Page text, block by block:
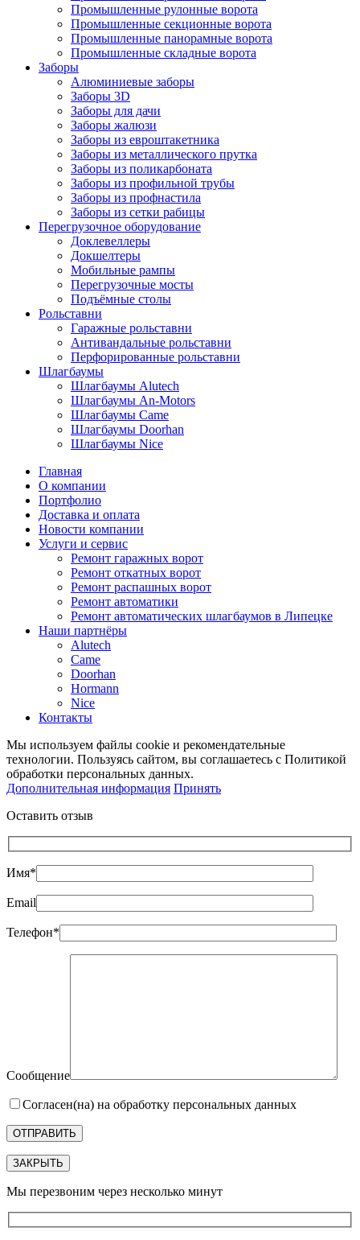
Промышленные рулонные ворота
Промышленные секционные ворота
Промышленные панорамные ворота
Промышленные складные ворота
Заборы
Алюминиевые заборы
Заборы 3D
Заборы для дачи
Заборы жалюзи
Заборы из евроштакетника
Заборы из металлического прутка
Заборы из поликарбоната
Заборы из профильной трубы
Заборы из профнастила
Заборы из сетки рабицы
Перегрузочное оборудование
Доклевеллеры
Докшелтеры
Мобильные рампы
Перегрузочные мосты
Подъёмные столы
Рольставни
Гаражные рольставни
Антивандальные рольставни
Перфорированные рольставни
Шлагбаумы
Шлагбаумы Alutech
Шлагбаумы An-Motors
Шлагбаумы Came
Шлагбаумы Doorhan
Шлагбаумы Nice
Главная
О компании
Портфолио
Доставка и оплата
Новости компании
Услуги и сервис
Ремонт гаражных ворот
Ремонт откатных ворот
Ремонт распашных ворот
Ремонт автоматики
Ремонт автоматических шлагбаумов в Липецке
Наши партнёры
Alutech
Came
Doorhan
Hormann
Nice
Контакты
Мы используем файлы cookie и рекомендательные
технологии. Пользуясь сайтом, вы соглашаетесь с Политикой
обработки персональных данных.
Дополнительная информация Принять
Оставить отзыв
Имя*
Email
Телефон*
Сообщение
Согласен(на) на обработку персональных данных
ЗАКРЫТЬ
Мы перезвоним через несколько минут